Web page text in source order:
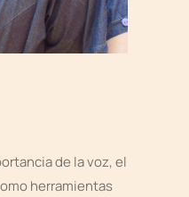
de la voz, el
herramientas